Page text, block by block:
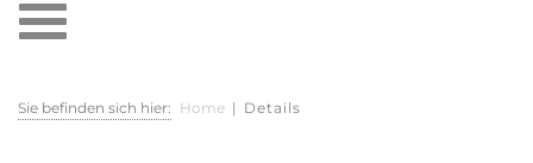
Sie befinden sich hier: Home | Details